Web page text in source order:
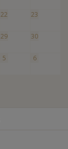
22 23
29 30
5 6